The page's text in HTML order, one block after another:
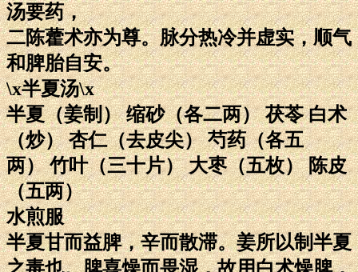
汤要药，
二陈藿术亦为尊。脉分热冷并虚实，顺气
和脾胎自安。
\x半夏汤\x
半夏（姜制） 缩砂（各二两） 茯苓 白术
（炒） 杏仁（去皮尖） 芍药（各五
两） 竹叶（三十片） 大枣（五枚） 陈皮
（五两）
水煎服
半夏甘而益脾，辛而散滞。姜所以制半夏